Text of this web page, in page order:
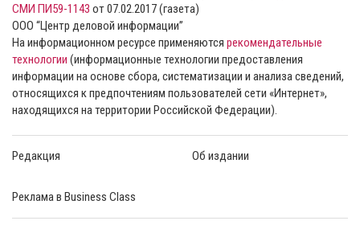
СМИ ПИ59-1143 от 07.02.2017 (газета)
ООО “Центр деловой информации”
На информационном ресурсе применяются рекомендательные
технологии (информационные технологии предоставления
информации на основе сбора, систематизации и анализа сведений,
относящихся к предпочтениям пользователей сети «Интернет»,
находящихся на территории Российской Федерации).
Редакция Об издании
Реклама в Business Class